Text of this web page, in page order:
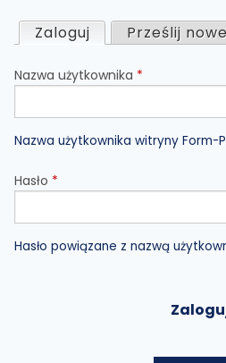
Z
a
ł
a
d
k
Zaloguj (aktywna karta)
Prześlij
Nazwa użytkownika *
Nazwa użytkownika witryny Form-
Hasło *
Hasło powiązane z nazwą